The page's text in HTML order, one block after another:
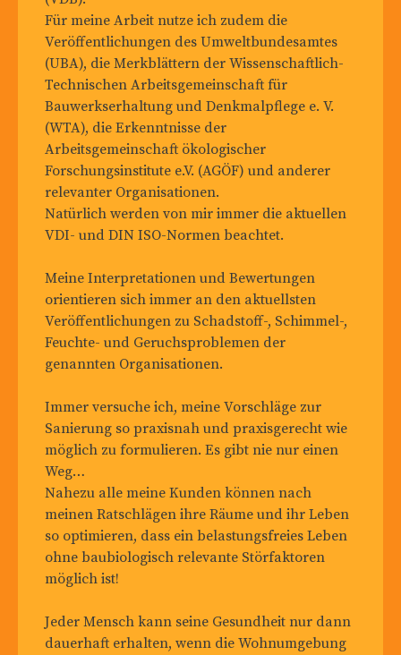
Für meine Arbeit nutze ich zudem die
Veröffentlichungen des Umweltbundesamtes
(UBA), die Merkblättern der Wissenschaftlich-
Technischen Arbeitsgemeinschaft für
Bauwerkserhaltung und Denkmalpflege e. V.
(WTA), die Erkenntnisse der
Arbeitsgemeinschaft ökologischer
Forschungsinstitute e.V. (AGÖF) und anderer
relevanter Organisationen.
Natürlich werden von mir immer die aktuellen
VDI- und DIN ISO-Normen beachtet.
Meine Interpretationen und Bewertungen
orientieren sich immer an den aktuellsten
Veröffentlichungen zu Schadstoff-, Schimmel-,
Feuchte- und Geruchsproblemen der
genannten Organisationen.
Immer versuche ich, meine Vorschläge zur
Sanierung so praxisnah und praxisgerecht wie
möglich zu formulieren. Es gibt nie nur einen
Weg…
Nahezu alle meine Kunden können nach
meinen Ratschlägen ihre Räume und ihr Leben
so optimieren, dass ein belastungsfreies Leben
ohne baubiologisch relevante Störfaktoren
möglich ist!
Jeder Mensch kann seine Gesundheit nur dann
dauerhaft erhalten, wenn die Wohnumgebung